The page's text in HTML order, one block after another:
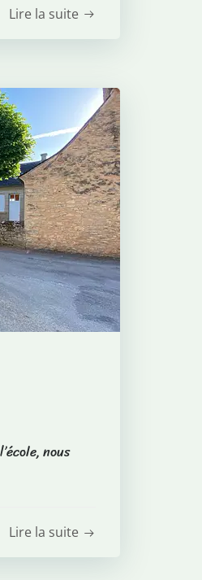
Lire la suite
nous
Lire la suite